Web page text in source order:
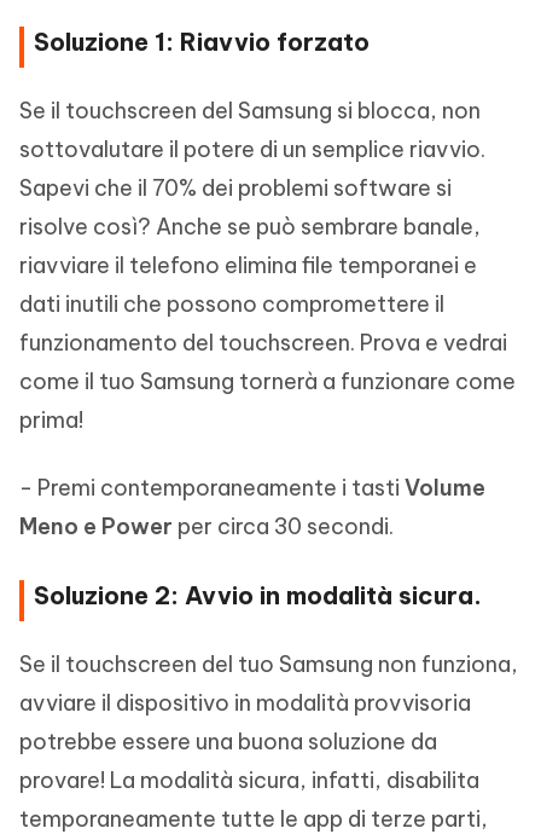
Soluzione 1: Riavvio forzato
Se il touchscreen del Samsung si blocca, non
sottovalutare il potere di un semplice riavvio.
Sapevi che il 70% dei problemi software si
risolve così? Anche se può sembrare banale,
riavviare il telefono elimina file temporanei e
dati inutili che possono compromettere il
funzionamento del touchscreen. Prova e vedrai
come il tuo Samsung tornerà a funzionare come
prima!
- Premi contemporaneamente i tasti Volume
Meno e Power per circa 30 secondi.
Soluzione 2: Avvio in modalità sicura.
Se il touchscreen del tuo Samsung non funziona,
avviare il dispositivo in modalità provvisoria
potrebbe essere una buona soluzione da
provare! La modalità sicura, infatti, disabilita
temporaneamente tutte le app di terze parti,